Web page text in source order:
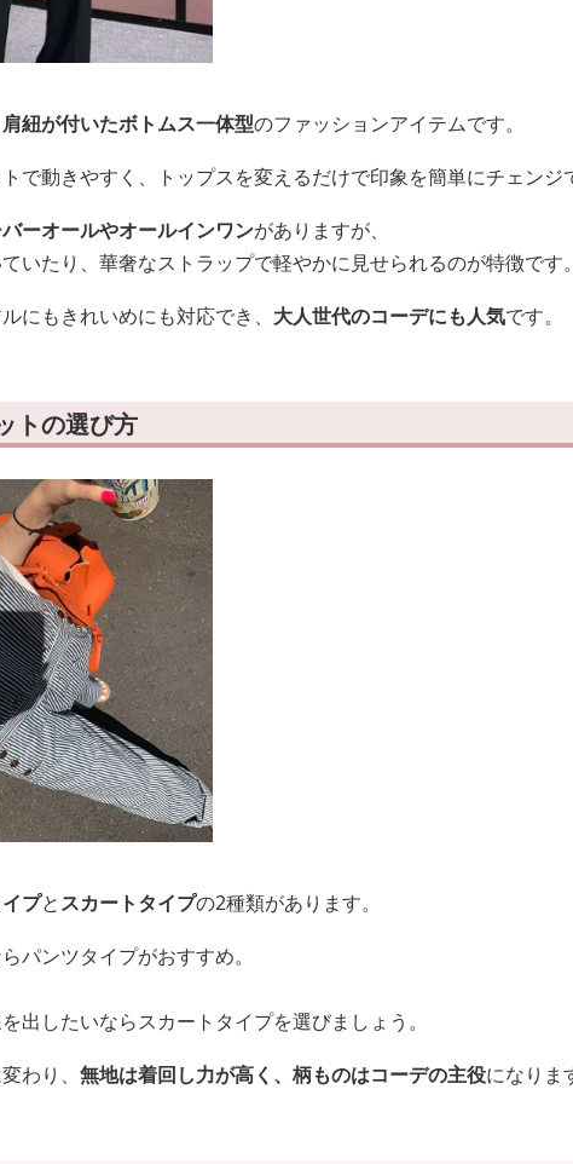
紐が付いたボトムス一体型のファッションアイテムです。
で動きやすく、トップスを変えるだけで印象を簡単にチェンジ
ーオールやオールインワンがありますが、
いたり、華奢なストラップで軽やかに見せられるのが特徴です
にもきれいめにも対応でき、 大人世代のコーデにも人気です。
トの選び方
プとスカートタイプの2種類があります。
パンツタイプがおすすめ。
出したいならスカートタイプを選びましょう。
わり、 無地は着回し力が高く、柄ものはコーデの主役になりま